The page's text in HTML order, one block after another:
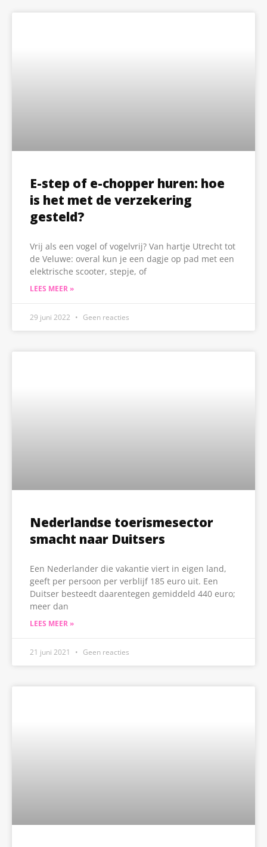
E-step of e-chopper huren: hoe
is het met de verzekering
gesteld?
Vrij als een vogel of vogelvrij? Van hartje Utrecht tot
de Veluwe: overal kun je een dagje op pad met een
elektrische scooter, stepje, of
LEES MEER »
29 juni 2022 Geen reacties
Nederlandse toerismesector
smacht naar Duitsers
Een Nederlander die vakantie viert in eigen land,
geeft per persoon per verblijf 185 euro uit. Een
Duitser besteedt daarentegen gemiddeld 440 euro;
meer dan
LEES MEER »
21 juni 2021 Geen reacties